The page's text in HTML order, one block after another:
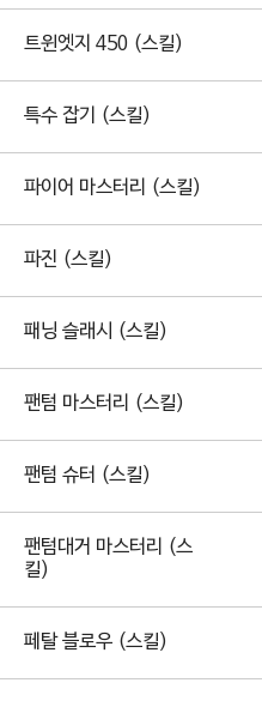
트윈엣지 450 (스킬)
특수 잡기 (스킬)
파이어 마스터리 (스킬)
파진 (스킬)
패닝 슬래시 (스킬)
팬텀 마스터리 (스킬)
팬텀 슈터 (스킬)
팬텀대거 마스터리 (스
킬)
페탈 블로우 (스킬)